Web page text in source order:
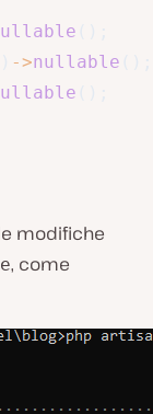
->nullable
modifiche
, come